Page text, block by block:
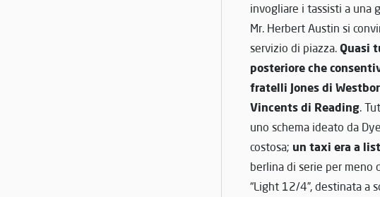
invogliare i tassisti a una
Mr. Herbert Austin si
servizio di piazza. Quasi
posteriore che
fratelli Jones di
Vincents di Reading.
uno schema ideato da
costosa; un taxi era a
berlina di serie per meno
“Light 12/4”, destinata a